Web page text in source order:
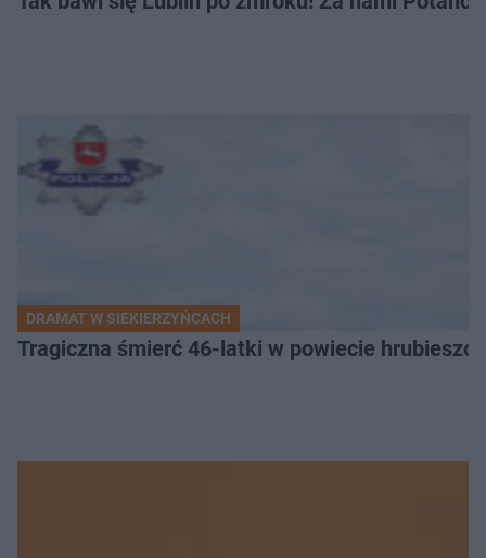
DRAMAT W SIEKIERZYŃCACH
Tragiczna śmierć 46-latki w powiecie